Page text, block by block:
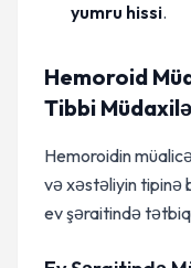
yumru hissi.
Hemoroid
Tibbi Müdaxilə
Hemoroidin
və xəstəliyin tipinə
ev şəraitində